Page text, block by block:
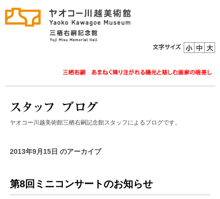
ヤオコー川越美術館三栖右嗣記念館スタッフによるブログです。
2013年9月15日 のアーカイブ
第8回ミニコンサートのお知らせ